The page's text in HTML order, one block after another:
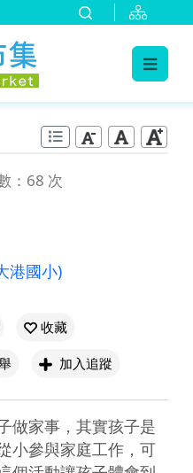
：68 次
港國小)
收藏
加入追蹤
做家事，其實孩子是
小參與家庭工作，可